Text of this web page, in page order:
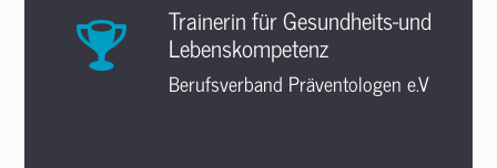
Trainerin für Gesundheits-und
Lebenskompetenz
Berufsverband Präventologen e.V